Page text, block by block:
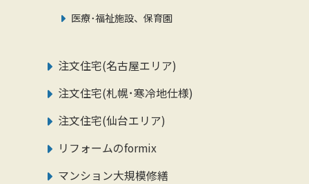
医療･福祉施設、保育園
注文住宅(名古屋エリア)
注文住宅(札幌･寒冷地仕様)
注文住宅(仙台エリア)
リフォームのformix
マンション大規模修繕